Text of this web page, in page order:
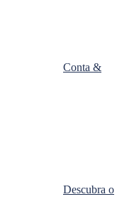
Conta &
Descubra o